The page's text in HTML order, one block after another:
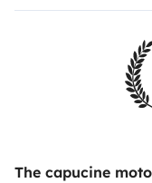
The capucine